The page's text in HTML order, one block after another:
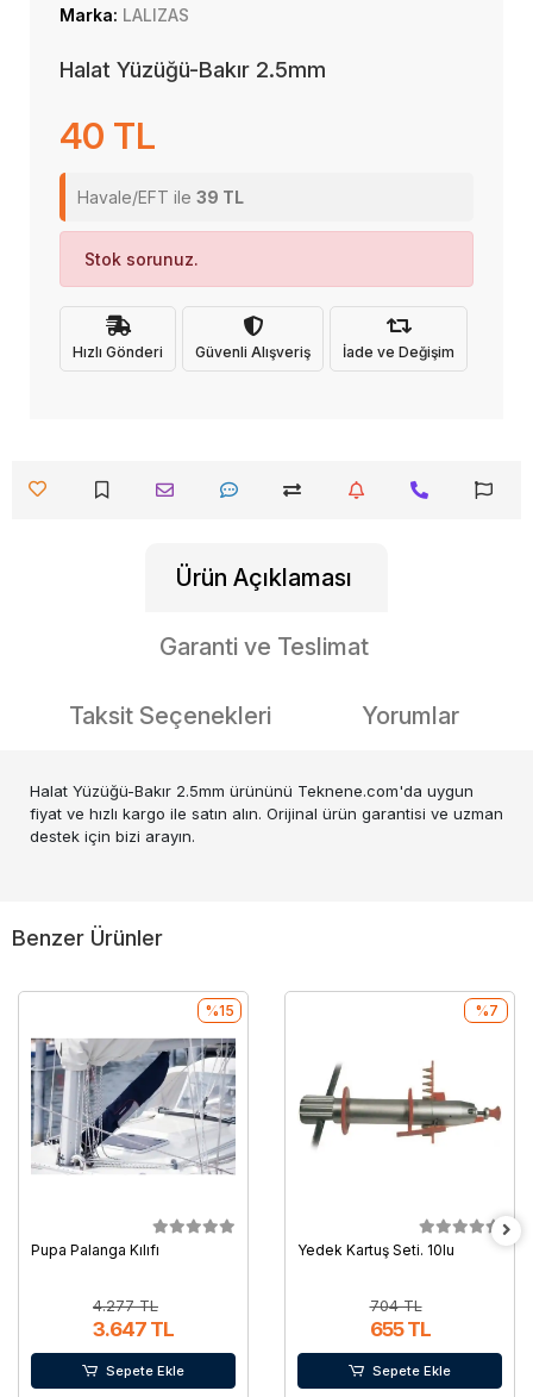
Marka: LALIZAS
Halat Yüzüğü-Bakır 2.5mm
40 TL
Havale/EFT ile 39 TL
Stok sorunuz.
Hızlı Gönderi Güvenli Alışveriş İade ve Değişim
Ürün Açıklaması
Garanti ve Teslimat
Taksit Seçenekleri Yorumlar
Halat Yüzüğü-Bakır 2.5mm ürününü Teknene.com'da uygun
fiyat ve hızlı kargo ile satın alın. Orijinal ürün garantisi ve uzman
destek için bizi arayın.
Benzer Ürünler
Pupa Palanga Kılıfı
4.277 TL
3.647 TL
%15
Sepete Ekle
Yedek Kartuş Seti. 10lu
704 TL
655 TL
%7
Sepete Ekle